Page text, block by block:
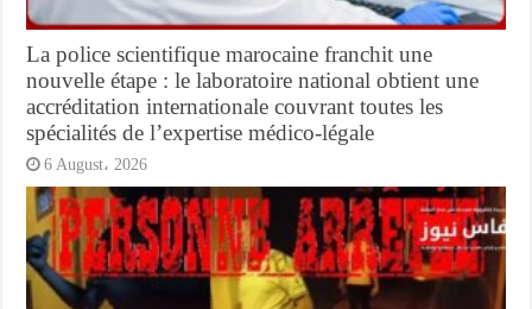
La police scientifique marocaine franchit une
nouvelle étape : le laboratoire national obtient une
accréditation internationale couvrant toutes les
spécialités de l’expertise médico-légale
6 August، 2026